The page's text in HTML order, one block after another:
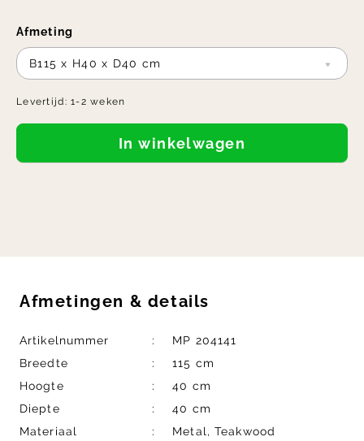
Afmeting
B115 x H40 x D40 cm
Levertijd:1-2 weken
In winkelwagen
Afmetingen & details
Artikelnummer
MP 204141
Breedte
115 cm
Hoogte
40 cm
Diepte
40 cm
Materiaal
Metal, Teakwood